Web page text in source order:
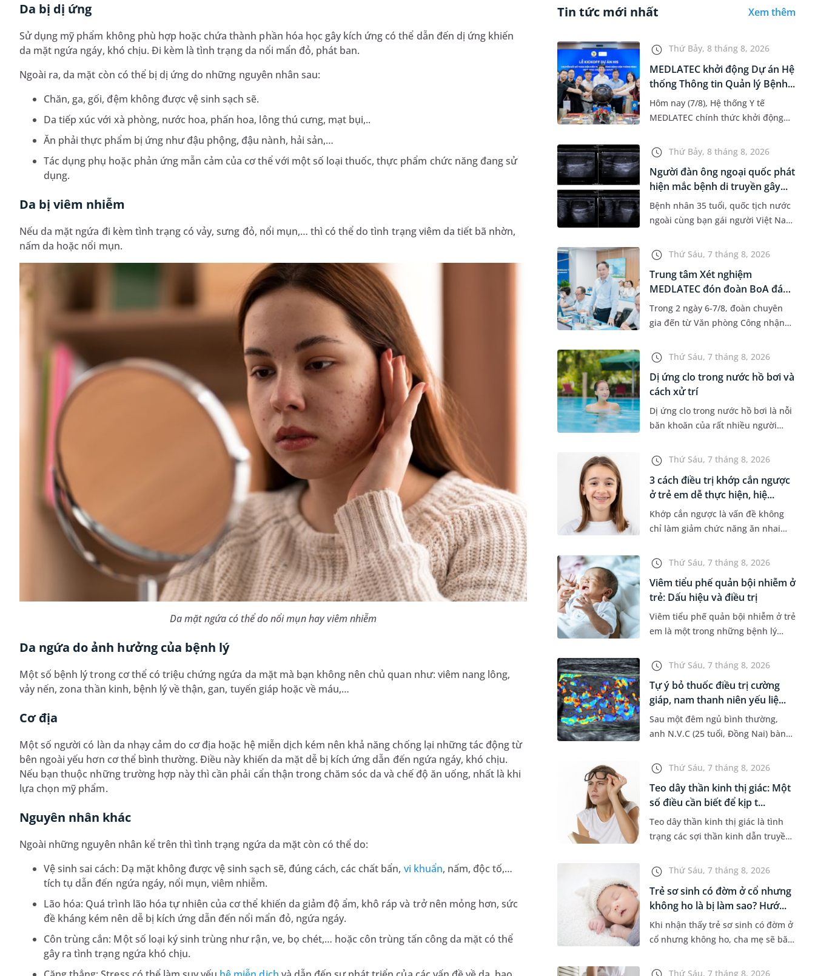
Da bị dị ứng
Sử dụng mỹ phẩm không phù hợp hoặc chứa thành phần hóa học gây kích ứng có thể dẫn đến dị ứng khiến
da mặt ngứa ngáy, khó chịu. Đi kèm là tình trạng da nổi mẩn đỏ, phát ban.
Ngoài ra, da mặt còn có thể bị dị ứng do những nguyên nhân sau:
Chăn, ga, gối, đệm không được vệ sinh sạch sẽ.
Da tiếp xúc với xà phòng, nước hoa, phấn hoa, lông thú cưng, mạt bụi,..
Ăn phải thực phẩm bị ứng như đậu phộng, đậu nành, hải sản,…
Tác dụng phụ hoặc phản ứng mẫn cảm của cơ thể với một số loại thuốc, thực phẩm chức năng đang sử
dụng.
Da bị viêm nhiễm
Nếu da mặt ngứa đi kèm tình trạng có vảy, sưng đỏ, nổi mụn,… thì có thể do tình trạng viêm da tiết bã nhờn,
nấm da hoặc nổi mụn.
Da mặt ngứa có thể do nổi mụn hay viêm nhiễm
Da ngứa do ảnh hưởng của bệnh lý
Một số bệnh lý trong cơ thể có triệu chứng ngứa da mặt mà bạn không nên chủ quan như: viêm nang lông,
vảy nến, zona thần kinh, bệnh lý về thận, gan, tuyến giáp hoặc về máu,…
Cơ địa
Một số người có làn da nhạy cảm do cơ địa hoặc hệ miễn dịch kém nên khả năng chống lại những tác động từ
bên ngoài yếu hơn cơ thể bình thường. Điều này khiến da mặt dễ bị kích ứng dẫn đến ngứa ngáy, khó chịu.
Nếu bạn thuộc những trường hợp này thì cần phải cẩn thận trong chăm sóc da và chế độ ăn uống, nhất là khi
lựa chọn mỹ phẩm.
Nguyên nhân khác
Ngoài những nguyên nhân kể trên thì tình trạng ngứa da mặt còn có thể do:
Vệ sinh sai cách: Dạ mặt không được vệ sinh sạch sẽ, đúng cách, các chất bẩn, vi khuẩn, nấm, độc tố,…
tích tụ dẫn đến ngứa ngáy, nổi mụn, viêm nhiễm.
Lão hóa: Quá trình lão hóa tự nhiên của cơ thể khiến da giảm độ ẩm, khô ráp và trở nên mỏng hơn, sức
đề kháng kém nên dễ bị kích ứng dẫn đến nổi mẩn đỏ, ngứa ngáy.
Côn trùng cắn: Một số loại ký sinh trùng như rận, ve, bọ chét,… hoặc côn trùng tấn công da mặt có thể
gây ra tình trạng ngứa khó chịu.
Tin tức mới nhất Xem thêm
Thứ Bảy, 8 tháng 8, 2026
MEDLATEC khởi động Dự án Hệ
thống Thông tin Quản lý Bệnh...
Hôm nay (7/8), Hệ thống Y tế
MEDLATEC chính thức khởi động
Bệnh viện (HIS - Hospital
Information System) giai đoạn mới.
Dự á...
Thứ Bảy, 8 tháng 8, 2026
Người đàn ông ngoại quốc phát
hiện mắc bệnh di truyền gây...
Bệnh nhân 35 tuổi, quốc tịch nước
ngoài cùng bạn gái người Việt Nam
hôn nhân. Qua thăm khám và làm
các xét nghiệm chuyên sâu,...
Thứ Sáu, 7 tháng 8, 2026
Trung tâm Xét nghiệm
MEDLATEC đón đoàn BoA đánh
giá giám...
Trong 2 ngày 6-7/8, đoàn chuyên
gia đến từ Văn phòng Công nhận
nhận và đánh giá cao nỗ lực duy trì
hệ thống quản lý chất lượ...
Thứ Sáu, 7 tháng 8, 2026
Dị ứng clo trong nước hồ bơi và
cách xử trí
Dị ứng clo trong nước hồ bơi là nỗi
băn khoăn của rất nhiều người
trường hợp thường xuyên bơi ở
những hồ bơi nhân tạo. Bài v...
Thứ Sáu, 7 tháng 8, 2026
3 cách điều trị khớp cắn ngược
ở trẻ em dễ thực hiện, hiệ...
Khớp cắn ngược là vấn đề không
chỉ làm giảm chức năng ăn nhai
đối của khuôn mặt. Do đó, cần khắc
phục sớm tình trạng này để...
Thứ Sáu, 7 tháng 8, 2026
Viêm tiểu phế quản bội nhiễm ở
trẻ: Dấu hiệu và điều trị
Viêm tiểu phế quản bội nhiễm ở trẻ
em là một trong những bệnh lý
bùng phát vào thời điểm giao mùa.
Khi những tổn thương ban đầ...
Thứ Sáu, 7 tháng 8, 2026
Tự ý bỏ thuốc điều trị cường
giáp, nam thanh niên yếu liệ...
Sau một đêm ngủ bình thường,
anh N.V.C (25 tuổi, Đồng Nai) bàng
không thể vận động đi lại được. Kết
quả thăm khám tại Phòng...
Thứ Sáu, 7 tháng 8, 2026
Teo dây thần kinh thị giác: Một
số điều cần biết để kịp t...
Teo dây thần kinh thị giác là tình
trạng các sợi thần kinh dẫn truyền
thương và dần mất đi chức năng
hoạt động. Nếu điều trị m...
Thứ Sáu, 7 tháng 8, 2026
Trẻ sơ sinh có đờm ở cổ nhưng
không ho là bị làm sao? Hướ...
Khi nhận thấy trẻ sơ sinh có đờm ở
cổ nhưng không ho, cha mẹ sẽ băn
đường hô hấp hay không. Những
Thứ Sáu, 7 tháng 8, 2026